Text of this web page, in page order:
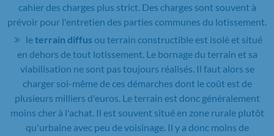
cahier des charges plus strict. Des charges sont souvent à
prévoir pour l'entretien des parties communes du lotissement.
leterrain diffusou terrain constructible est isolé et situé
en dehors de tout lotissement. Le bornage du terrain et sa
viabilisation ne sont pas toujours réalisés. Il faut alors se
charger soi-même de ces démarches dont le coût est de
plusieurs milliers d'euros. Le terrain est donc généralement
moins cher à l'achat. Il est souvent situé en zone rurale plutôt
qu'urbaine avec peu de voisinage. Il y a donc moins de